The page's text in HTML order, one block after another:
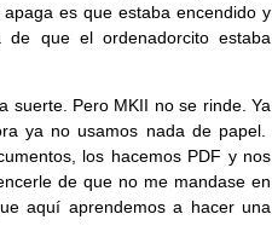
es que estaba encendido y
que el ordenadorcito estaba
suerte. Pero MKII no se rinde. Ya
ya no usamos nada de papel.
los hacemos PDF y nos
de que no me mandase en
aquí aprendemos a hacer una